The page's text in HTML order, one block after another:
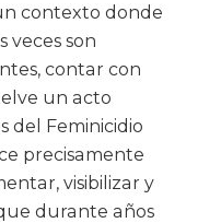
contexto donde
veces son
contar con
un acto
del Feminicidio
precisamente
visibilizar y
durante años